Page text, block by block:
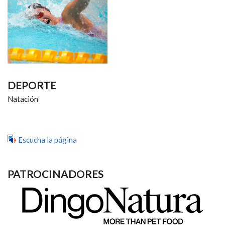
DEPORTE
Natación
Escucha la página
PATROCINADORES